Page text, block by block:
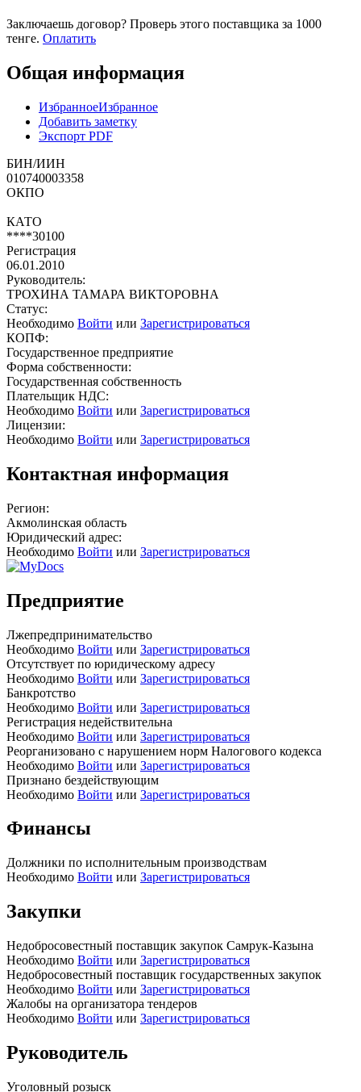
Заключаешь договор? Проверь этого поставщика за 1000
тенге. Оплатить
Общая информация
ИзбранноеИзбранное
Добавить заметку
Экспорт PDF
БИН/ИИН
010740003358
ОКПО
КАТО
****30100
Регистрация
06.01.2010
Руководитель:
ТРОХИНА ТАМАРА ВИКТОРОВНА
Статус:
Необходимо Войти или Зарегистрироваться
КОПФ:
Государственное предприятие
Форма собственности:
Государственная собственность
Плательщик НДС:
Необходимо Войти или Зарегистрироваться
Лицензии:
Необходимо Войти или Зарегистрироваться
Контактная информация
Регион:
Акмолинская область
Юридический адрес:
Необходимо Войти или Зарегистрироваться
Предприятие
Лжепредпринимательство
Необходимо Войти или Зарегистрироваться
Отсутствует по юридическому адресу
Необходимо Войти или Зарегистрироваться
Банкротство
Необходимо Войти или Зарегистрироваться
Регистрация недействительна
Необходимо Войти или Зарегистрироваться
Реорганизовано с нарушением норм Налогового кодекса
Необходимо Войти или Зарегистрироваться
Признано бездействующим
Необходимо Войти или Зарегистрироваться
Финансы
Должники по исполнительным производствам
Необходимо Войти или Зарегистрироваться
Закупки
Недобросовестный поставщик закупок Самрук-Казына
Необходимо Войти или Зарегистрироваться
Недобросовестный поставщик государственных закупок
Необходимо Войти или Зарегистрироваться
Жалобы на организатора тендеров
Необходимо Войти или Зарегистрироваться
Руководитель
Уголовный розыск